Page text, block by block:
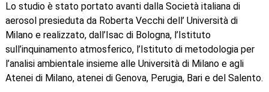
Lo studio è stato portato avanti dalla Società italiana di
aerosol presieduta da Roberta Vecchi dell’ Università di
Milano e realizzato, dall’Isac di Bologna, l’Istituto
sull’inquinamento atmosferico, l’Istituto di metodologia per
l’analisi ambientale insieme alle Università di Milano e agli
Atenei di Milano, atenei di Genova, Perugia, Bari e del Salento.